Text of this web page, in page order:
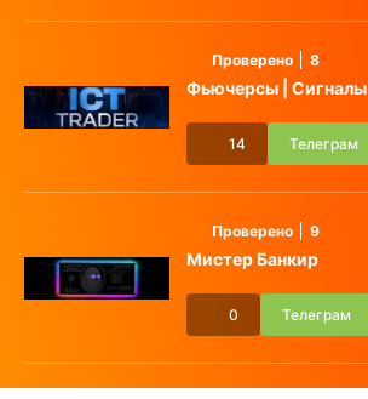
Проверено 8
Фьючерсы | Сигналы
14 Телеграм
Проверено 9
Мистер Банкир
0 Телеграм